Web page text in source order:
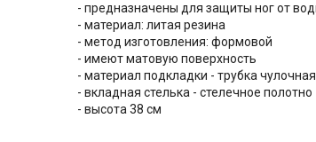
- предназначены для защиты ног от
- материал: литая резина
- метод изготовления: формовой
- имеют матовую поверхность
- материал подкладки - трубка
- вкладная стелька - стелечное
- высота 38 см